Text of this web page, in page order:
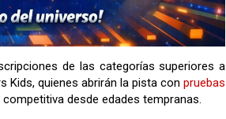
de las categorías superiores a
Kids, quienes abrirán la pista conpruebas
desde edades tempranas.